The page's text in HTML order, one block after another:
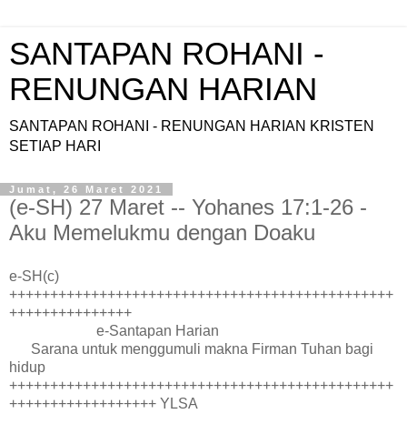
SANTAPAN ROHANI -
RENUNGAN HARIAN
SANTAPAN ROHANI - RENUNGAN HARIAN KRISTEN
SETIAP HARI
Jumat, 26 Maret 2021
(e-SH) 27 Maret -- Yohanes 17:1-26 -
Aku Memelukmu dengan Doaku
e-SH(c)
+++++++++++++++++++++++++++++++++++++++++++++++
+++++++++++++++
e-Santapan Harian
Sarana untuk menggumuli makna Firman Tuhan bagi
hidup
+++++++++++++++++++++++++++++++++++++++++++++++
++++++++++++++++++ YLSA